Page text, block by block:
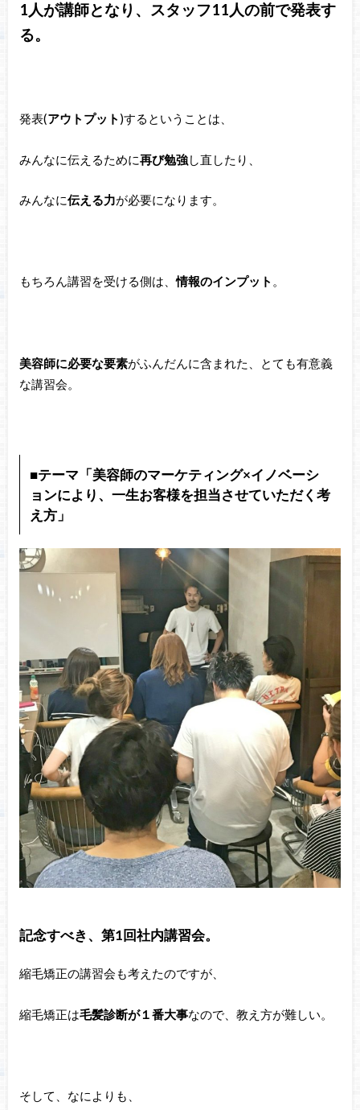
1人が講師となり、スタッフ11人の前で発表す
る。
発表(アウトプット )するということは、
みんなに伝えるために再び勉強し直したり、
みんなに伝える力が必要になります。
もちろん講習を受ける側は、情報のインプット 。
美容師に必要な要素がふんだんに含まれた、とても有意義
な講習会。
■テーマ「美容師のマーケティング×イノベーシ
ョンにより、一生お客様を担当させていただく考
え方」
記念すべき、第1回社内講習会。
縮毛矯正の講習会も考えたのですが、
縮毛矯正は毛髪診断が１番大事なので、教え方が難しい。
そして、なによりも、